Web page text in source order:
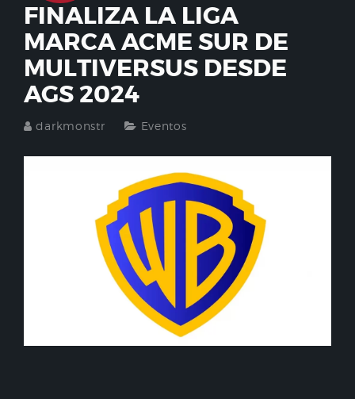
FINALIZA LA LIGA
MARCA ACME SUR DE
MULTIVERSUS DESDE
AGS 2024
darkmonstr Eventos